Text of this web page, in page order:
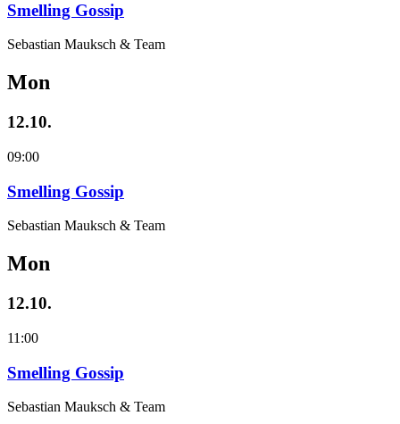
Smelling Gossip
Sebastian Mauksch & Team
Mon
12.10.
09:00
Smelling Gossip
Sebastian Mauksch & Team
Mon
12.10.
11:00
Smelling Gossip
Sebastian Mauksch & Team